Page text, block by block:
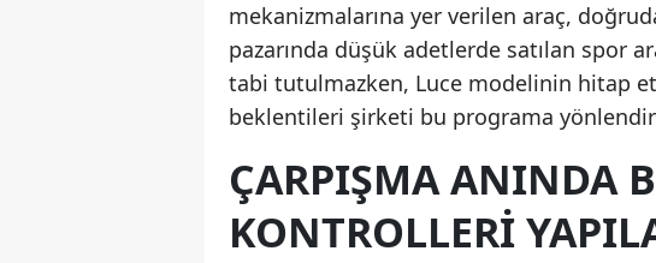
mekanizmalarına yer verilen araç,
pazarında düşük adetlerde satılan spor
tabi tutulmazken, Luce modelinin hitap
beklentileri şirketi bu programa
ÇARPIŞMA ANINDA
KONTROLLERI